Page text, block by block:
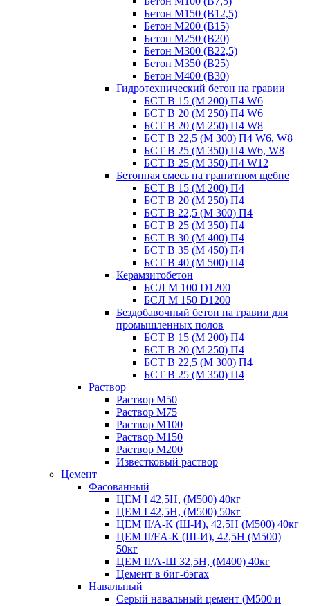
Бетон М150 (В12,5)
Бетон М200 (В15)
Бетон М250 (В20)
Бетон М300 (В22,5)
Бетон М350 (В25)
Бетон М400 (В30)
Гидротехнический бетон на гравии
БСТ В 15 (М 200) П4 W6
БСТ В 20 (М 250) П4 W6
БСТ В 20 (М 250) П4 W8
БСТ В 22,5 (М 300) П4 W6, W8
БСТ В 25 (М 350) П4 W6, W8
БСТ В 25 (М 350) П4 W12
Бетонная смесь на гранитном щебне
БСТ В 15 (М 200) П4
БСТ В 20 (М 250) П4
БСТ В 22,5 (М 300) П4
БСТ В 25 (М 350) П4
БСТ В 30 (М 400) П4
БСТ В 35 (М 450) П4
БСТ В 40 (М 500) П4
Керамзитобетон
БСЛ М 100 D1200
БСЛ М 150 D1200
Бездобавочный бетон на гравии для
промышленных полов
БСТ В 15 (М 200) П4
БСТ В 20 (М 250) П4
БСТ В 22,5 (М 300) П4
БСТ В 25 (М 350) П4
Раствор
Раствор М50
Раствор М75
Раствор М100
Раствор М150
Раствор М200
Известковый раствор
Цемент
Фасованный
ЦЕМ I 42,5Н, (М500) 40кг
ЦЕМ I 42,5Н, (М500) 50кг
ЦЕМ II/А-К (Ш-И), 42,5Н (М500) 40кг
ЦЕМ II/FА-К (Ш-И), 42,5Н (М500)
50кг
ЦЕМ II/А-Ш 32,5Н, (М400) 40кг
Цемент в биг-бэгах
Навальный
Серый навальный цемент (М500 и